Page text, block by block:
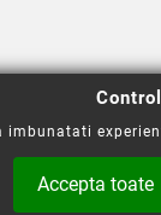
imbunatati
Accepta toate